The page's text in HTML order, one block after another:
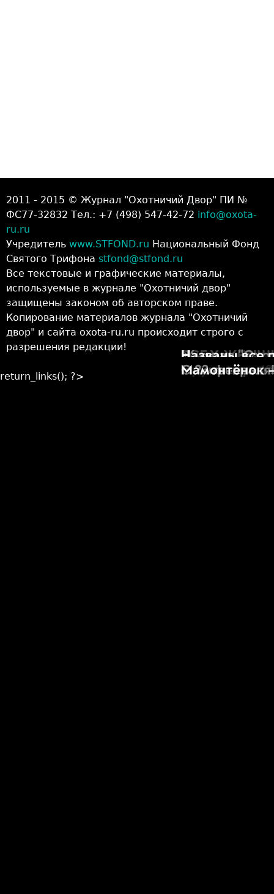
2011 - 2015 © Журнал "Охотничий Двор" ПИ №
ФС77-32832 Тел.: +7 (498) 547-42-72 info@oxota-
ru.ru
Учредитель www.STFOND.ru Национальный Фонд
Святого Трифона stfond@stfond.ru
Все текстовые и графические материалы,
используемые в журнале "Охотничий двор"
защищены законом об авторском праве.
Копирование материалов журнала "Охотничий
двор" и сайта oxota-ru.ru происходит строго с
разрешения редакции!
return_links(); ?>